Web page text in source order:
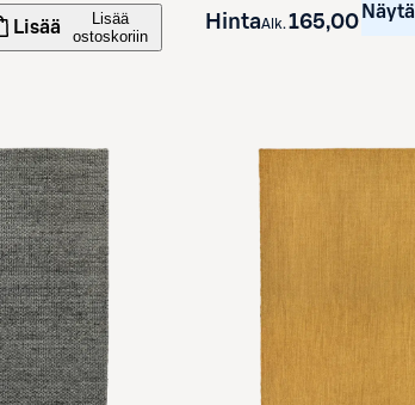
Lisää
Lisää
ostoskoriin
HintaAlk. 165,00 €Näytä